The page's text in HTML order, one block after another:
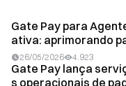
Gate Pay para
ativa: aprimorando
26/05/2026 4.923
Gate Pay lança
s operacionais de